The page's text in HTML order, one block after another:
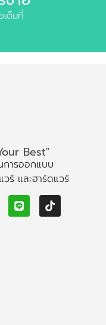
เต็มที่
Best"
ารออกแบบ
ร์ และฮาร์ดแวร์